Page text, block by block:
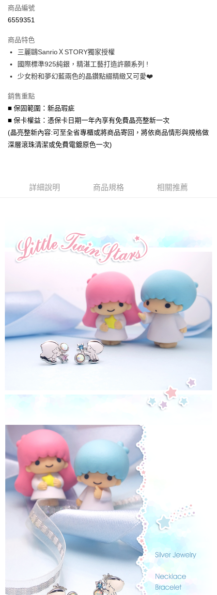
信用卡分期付款
合作金庫商業銀行
華南商業銀行
上海商業儲蓄銀行
台北富邦商業銀行
國泰世華商業銀行
兆豐國際商業銀行
匯豐（台灣）商業銀行
聯邦商業銀行
元大商業銀行
永豐商業銀行
台新國際商業銀行
中國信託商業銀行
台灣樂天信用卡公司
6 期 0 利率 每期
華南商業銀行
彰化商業銀行
上海商業儲蓄銀行
台北富邦商業銀行
臺灣中小企業銀行
匯豐（台灣）商業銀行
聯邦商業銀行
遠東國際商業銀行
元大商業銀行
永豐商業銀行
玉山商業銀行
超商取貨付款
LINE Pay
Apple Pay
街口支付
悠遊付
【關於「AFTEE先享後付」】
３．安心：先確認商品／服務後，再付款。
【「AFTEE先享後付」結帳流程】
１．於結帳方式選擇「AFTEE先享後付」後，將跳轉至「AFTEE先享後付」
結帳頁面，進行簡訊認證並確認金額後，即可完成結帳。
２．訂單成立數日內，您將收到繳費通知簡訊。
３．收到繳費通知簡訊後14天內，點擊此簡訊中的連結，可透過四大超商／
ATM／網路銀行／等多元方式進行付款，方視為交易完成。
※ 請注意：結帳手續完成當下不需立刻繳費，但若您需要取消訂單，請聯絡
購買商品的店家。未經商家同意取消之訂單仍視為有效，需透過AFTEE先享
後付繳納相關費用。
※ 交易是否成功請以「AFTEE先享後付 」之結帳頁面顯示為準，若有關於
是否繳費成功／繳費後需取消欲退款等相關疑問，請聯繫「AFTEE先享後付
客戶支援中心」 https://netprotections.freshdesk.com/support/home
【注意事項】
易，需依本服務之必要範圍內提供個人資料，並將交易相關給付款項請求債
「AFTEE先享後付」，若未經同意申辦者引起之損失，本公司不負相關責
任。
４．使用「AFTEE先享後付」時，將依據個別帳號之用戶狀況，依本公司即
時審查核予不同之上限額度；若仍有額度不足之情形，本公司將視審查結果
請求用戶進行身份認證。
５．嚴禁一人註冊多個帳號或使用他人資訊註冊。若發現惡意使用之情形，
恩沛科技股份有限公司將有權停止該用戶之使用額度並採取法律行動。
運送方式
全家取貨付款
每筆NT$60，滿NT$1,500(含以上)免運費
每筆NT$60，滿NT$1,500(含以上)免運費
7-11取貨付款
每筆NT$60，滿NT$1,500(含以上)免運費
付款後7-11取貨
每筆NT$60，滿NT$1,500(含以上)免運費
每筆NT$60，滿NT$1,500(含以上)免運費
免運費
貨到付款
每筆NT$90
國家/地區配送
商品編號
6559351
商品特色
三麗鷗SanrioＸSTORY獨家授權
國際標準925純銀，精湛工藝打造許願系列 !
少女粉和夢幻藍兩色的晶鑽點綴精緻又可愛❤️
銷售重點
■ 保固範圍：新品瑕疵
■ 保卡權益：憑保卡日期一年內享有免費晶亮整新一次
(晶亮整新內容:可至全省專櫃或將商品寄回，將依商品情形與規格做
深層滾珠清潔或免費電鍍原色一次)
詳細說明 商品規格 相關推薦